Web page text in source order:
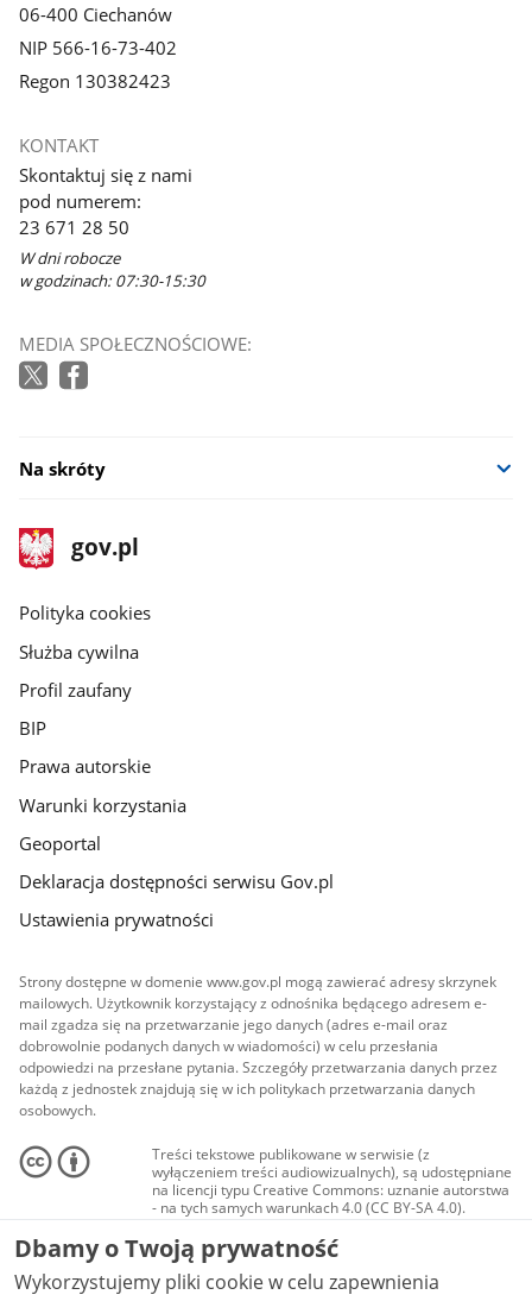
06-400 Ciechanów
NIP 566-16-73-402
Regon 130382423
KONTAKT
Skontaktuj się z nami
pod numerem:
23 671 28 50
W dni robocze
w godzinach: 07:30-15:30
MEDIA SPOŁECZNOŚCIOWE:
Na skróty
stopka
gov.pl
Strona
gov.pl
gov.pl
Polityka cookies
Służba cywilna
Profil zaufany
BIP
Prawa autorskie
Warunki korzystania
Geoportal
Deklaracja dostępności serwisu Gov.pl
Ustawienia prywatności
Strony dostępne w domenie www.gov.pl mogą zawierać adresy skrzynek
mailowych. Użytkownik korzystający z odnośnika będącego adresem e-
mail zgadza się na przetwarzanie jego danych (adres e-mail oraz
dobrowolnie podanych danych w wiadomości) w celu przesłania
odpowiedzi na przesłane pytania. Szczegóły przetwarzania danych przez
każdą z jednostek znajdują się w ich politykach przetwarzania danych
osobowych.
Treści tekstowe publikowane w serwisie (z
wyłączeniem treści audiowizualnych), są udostępniane
na licencji typu Creative Commons: uznanie autorstwa
- na tych samych warunkach 4.0 (CC BY-SA 4.0).
Materiały audiowizualne, w tym zdjęcia, materiały
audio i wideo, są udostępniane na licencji typu
Creative Commons: uznanie autorstwa użycie
niekomercyjne - bez utworów zależnych 4.0 (CC BY-
Dbamy o Twoją prywatność
Wykorzystujemy pliki cookie w celu zapewnienia